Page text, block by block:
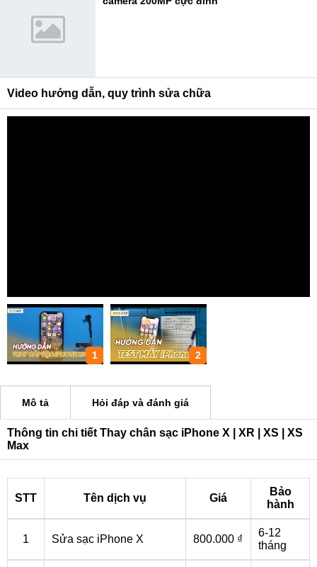
Video hướng dẫn, quy trình sửa chữa
1 2
Mô tả Hỏi đáp và đánh giá
Thông tin chi tiết Thay chân sạc iPhone X | XR | XS | XS
Max
STT Tên dịch vụ Giá
Bảo
hành
1 Sửa sạc iPhone X 800.000 ₫
6-12
tháng